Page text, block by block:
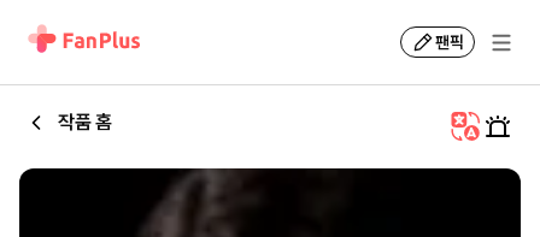
팬픽
작품 홈